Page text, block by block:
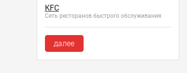
KFC
Сеть ресторанов быстрого обслуживания
далее